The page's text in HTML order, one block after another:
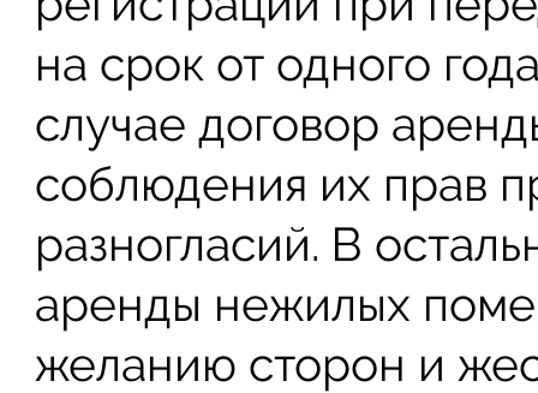
на срок от одного
случае договор
соблюдения их прав
разногласий. В
аренды нежилых
желанию сторон и